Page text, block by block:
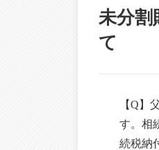
未分割
て
【Q】
す。相
続税納